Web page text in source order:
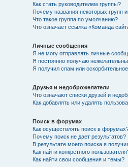
Как стать руководителем группы?
Почему названия некоторых групп
Что такое группа по умолчанию?
Что означает ссылка «Команда
Личные сообщения
Я не могу отправлять личные
Я постоянно получаю
Я получил спам или
Друзья и недоброжелатели
Что означают списки друзей и
Как добавлять или удалять
Поиск в форумах
Как осуществлять поиск в
Почему поиск не дает результатов?
В результате моего поиска я
Как найти конкретного
Как найти свои сообщения и темы?